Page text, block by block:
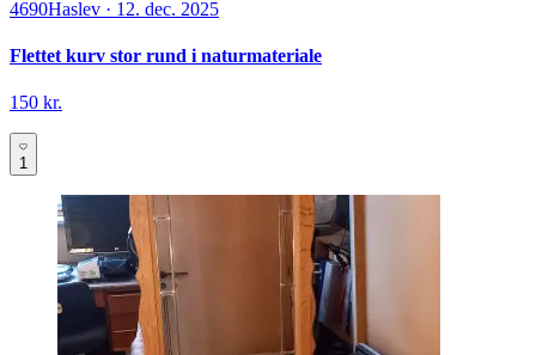
4690Haslev · 12. dec. 2025
Flettet kurv stor rund i naturmateriale
150 kr.
1